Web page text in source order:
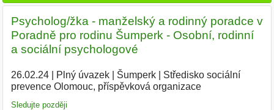
Psycholog/žka - manželský a rodinný poradce v
Poradně pro rodinu Šumperk - Osobní, rodinní
a sociální psychologové
26.02.24| Plný úvazek| Šumperk|
Středisko sociální
prevence Olomouc, příspěvková organizace|
Sledujte později